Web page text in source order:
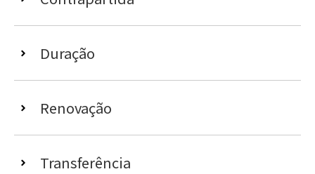
Duração
Renovação
Transferência